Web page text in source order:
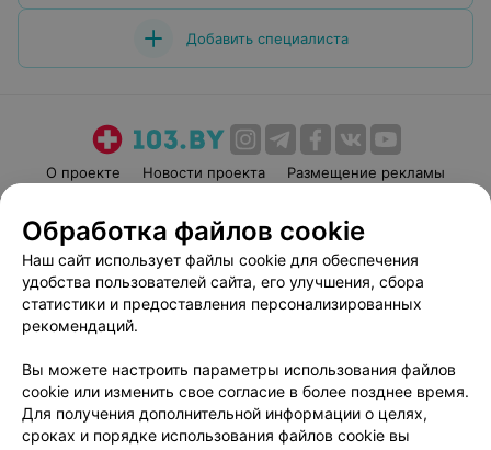
Добавить специалиста
О проекте Новости проекта
Размещение рекламы
Пользовательское соглашение
Способы оплаты
Вакансии
Партнеры
Написать руководителю 103.by
Обработка персональных данных
Обработка файлов cookie
Наш сайт использует файлы cookie для обеспечения
удобства пользователей сайта, его улучшения, сбора
статистики и предоставления персонализированных
рекомендаций.
Вы можете настроить параметры использования файлов
cookie или изменить свое согласие в более позднее время.
Для получения дополнительной информации о целях,
сроках и порядке использования файлов cookie вы